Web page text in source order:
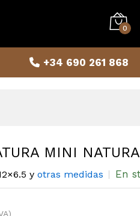
0
+34 690 261 868
MINI
y otras medidas En